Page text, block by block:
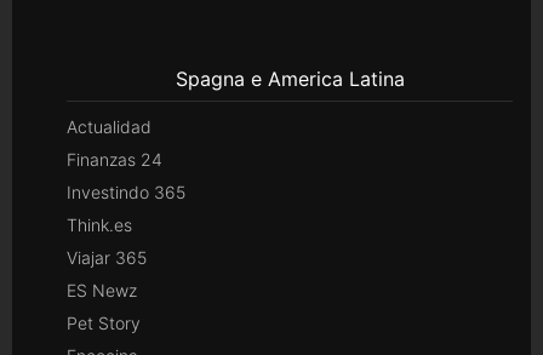
Spagna e America Latina
Actualidad
Finanzas 24
Investindo 365
Think.es
Viajar 365
ES Newz
Pet Story